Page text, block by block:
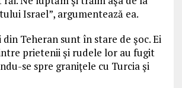
Israel”, argumentează ea.
Teheran sunt în stare de şoc. Ei
prietenii şi rudele lor au fugit
se spre graniţele cu Turcia şi